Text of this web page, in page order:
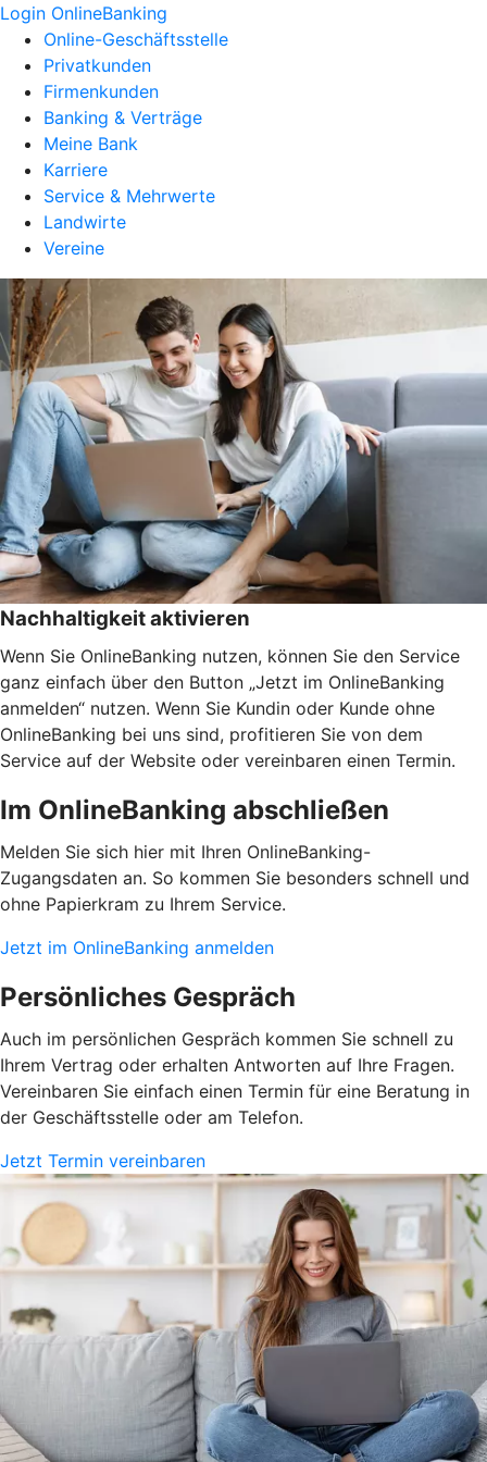
Login OnlineBanking
Online-Geschäftsstelle
Privatkunden
Firmenkunden
Banking & Verträge
Meine Bank
Karriere
Service & Mehrwerte
Landwirte
Vereine
Nachhaltigkeit aktivieren
Wenn Sie OnlineBanking nutzen, können Sie den Service
ganz einfach über den Button „Jetzt im OnlineBanking
anmelden“ nutzen. Wenn Sie Kundin oder Kunde ohne
OnlineBanking bei uns sind, profitieren Sie von dem
Service auf der Website oder vereinbaren einen Termin.
Im OnlineBanking abschließen
Melden Sie sich hier mit Ihren OnlineBanking-
Zugangsdaten an. So kommen Sie besonders schnell und
ohne Papierkram zu Ihrem Service.
Jetzt im OnlineBanking anmelden
Persönliches Gespräch
Auch im persönlichen Gespräch kommen Sie schnell zu
Ihrem Vertrag oder erhalten Antworten auf Ihre Fragen.
Vereinbaren Sie einfach einen Termin für eine Beratung in
der Geschäftsstelle oder am Telefon.
Jetzt Termin vereinbaren